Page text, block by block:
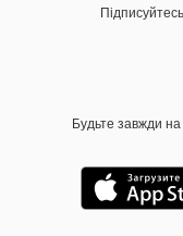
Будьте завжди